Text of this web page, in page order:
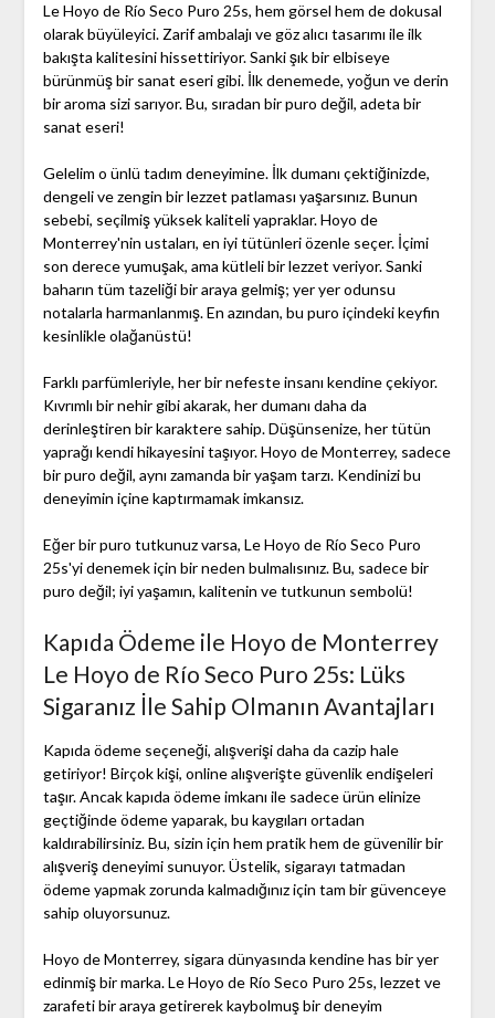
Le Hoyo de Río Seco Puro 25s, hem görsel hem de dokusal
olarak büyüleyici. Zarif ambalajı ve göz alıcı tasarımı ile ilk
bakışta kalitesini hissettiriyor. Sanki şık bir elbiseye
bürünmüş bir sanat eseri gibi. İlk denemede, yoğun ve derin
bir aroma sizi sarıyor. Bu, sıradan bir puro değil, adeta bir
sanat eseri!
Gelelim o ünlü tadım deneyimine. İlk dumanı çektiğinizde,
dengeli ve zengin bir lezzet patlaması yaşarsınız. Bunun
sebebi, seçilmiş yüksek kaliteli yapraklar. Hoyo de
Monterrey'nin ustaları, en iyi tütünleri özenle seçer. İçimi
son derece yumuşak, ama kütleli bir lezzet veriyor. Sanki
baharın tüm tazeliği bir araya gelmiş; yer yer odunsu
notalarla harmanlanmış. En azından, bu puro içindeki keyfin
kesinlikle olağanüstü!
Farklı parfümleriyle, her bir nefeste insanı kendine çekiyor.
Kıvrımlı bir nehir gibi akarak, her dumanı daha da
derinleştiren bir karaktere sahip. Düşünsenize, her tütün
yaprağı kendi hikayesini taşıyor. Hoyo de Monterrey, sadece
bir puro değil, aynı zamanda bir yaşam tarzı. Kendinizi bu
deneyimin içine kaptırmamak imkansız.
Eğer bir puro tutkunuz varsa, Le Hoyo de Río Seco Puro
25s'yi denemek için bir neden bulmalısınız. Bu, sadece bir
puro değil; iyi yaşamın, kalitenin ve tutkunun sembolü!
Kapıda Ödeme ile Hoyo de Monterrey
Le Hoyo de Río Seco Puro 25s: Lüks
Sigaranız İle Sahip Olmanın Avantajları
Kapıda ödeme seçeneği, alışverişi daha da cazip hale
getiriyor! Birçok kişi, online alışverişte güvenlik endişeleri
taşır. Ancak kapıda ödeme imkanı ile sadece ürün elinize
geçtiğinde ödeme yaparak, bu kaygıları ortadan
kaldırabilirsiniz. Bu, sizin için hem pratik hem de güvenilir bir
alışveriş deneyimi sunuyor. Üstelik, sigarayı tatmadan
ödeme yapmak zorunda kalmadığınız için tam bir güvenceye
sahip oluyorsunuz.
Hoyo de Monterrey, sigara dünyasında kendine has bir yer
edinmiş bir marka. Le Hoyo de Río Seco Puro 25s, lezzet ve
zarafeti bir araya getirerek kaybolmuş bir deneyim